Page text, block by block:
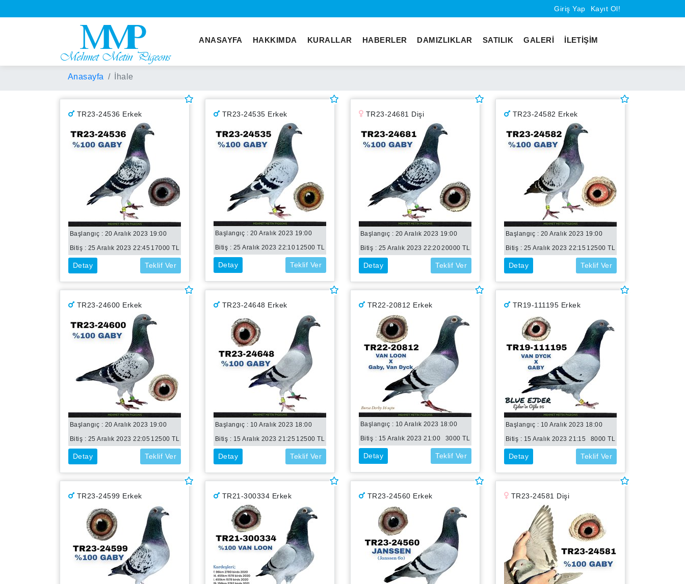
Giriş Yap Kayıt Ol!
ANASAYFA HAKKIMDA KURALLAR HABERLER DAMIZLIKLAR SATILIK GALERİ İLETİŞİM
Anasayfa İhale
TR23-24536 Erkek
Başlangıç : 20 Aralık 2023 19:00
Bitiş : 25 Aralık 2023 22:45 17000TL
Detay Teklif Ver
TR23-24535 Erkek
Başlangıç : 20 Aralık 2023 19:00
Bitiş : 25 Aralık 2023 22:10 12500TL
Detay Teklif Ver
TR23-24681 Dişi
Başlangıç : 20 Aralık 2023 19:00
Bitiş : 25 Aralık 2023 22:2020000TL
Detay Teklif Ver
TR23-24582 Erkek
Başlangıç : 20 Aralık 2023 19:00
Bitiş : 25 Aralık 2023 22:15 12500TL
Detay Teklif Ver
TR23-24600 Erkek
Başlangıç : 20 Aralık 2023 19:00
Bitiş : 25 Aralık 2023 22:05 12500TL
Detay Teklif Ver
TR23-24648 Erkek
Başlangıç : 10 Aralık 2023 18:00
Bitiş : 15 Aralık 2023 21:25 12500TL
Detay Teklif Ver
TR22-20812 Erkek
Başlangıç : 10 Aralık 2023 18:00
Bitiş : 15 Aralık 2023 21:00 3000TL
Detay Teklif Ver
TR19-111195 Erkek
Başlangıç : 10 Aralık 2023 18:00
Bitiş : 15 Aralık 2023 21:15 8000TL
Detay Teklif Ver
TR23-24599 Erkek TR21-300334 Erkek TR23-24560 Erkek TR23-24581 Dişi